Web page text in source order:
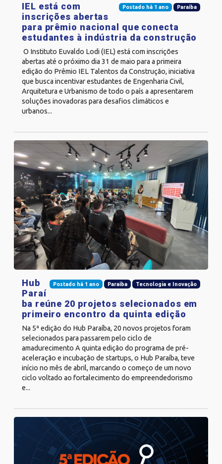
Postado há 1 ano Paraíba
IEL está com
inscrições abertas
para prêmio nacional que conecta
estudantes à indústria da construção
O Instituto Euvaldo Lodi (IEL) está com inscrições
abertas até o próximo dia 31 de maio para a primeira
edição do Prêmio IEL Talentos da Construção, iniciativa
que busca incentivar estudantes de Engenharia Civil,
Arquitetura e Urbanismo de todo o país a apresentarem
soluções inovadoras para desafios climáticos e
urbanos...
Postado há 1 ano Paraíba Tecnologia e Inovação
Hub
Paraí
ba reúne 20 projetos selecionados em
primeiro encontro da quinta edição
Na 5ª edição do Hub Paraíba, 20 novos projetos foram
selecionados para passarem pelo ciclo de
amadurecimento A quinta edição do programa de pré-
aceleração e incubação de startups, o Hub Paraíba, teve
início no mês de abril, marcando o começo de um novo
ciclo voltado ao fortalecimento do empreendedorismo
e...